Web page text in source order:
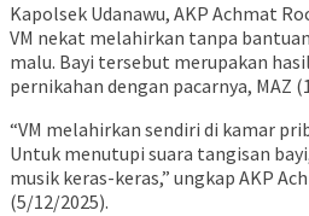
Kapolsek Udanawu, AKP Achmat
VM nekat melahirkan tanpa
malu. Bayi tersebut merupakan
pernikahan dengan pacarnya, MAZ
“VM melahirkan sendiri di kamar
Untuk menutupi suara tangisan
musik keras-keras,” ungkap AKP
(5/12/2025).